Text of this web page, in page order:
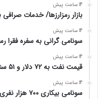
14 ساعت پیش
بازار رمزارزها/ خدمات
14 ساعت پیش
سونامی گرانی به سفره فقرا
14 ساعت پیش
قیمت نفت به ۷۲ دلار و ۵۱ سنت رسید
14 ساعت پیش
سونامی بیکاری ۷۰۰ هزار نفری در پی ناترازی برق صنایع